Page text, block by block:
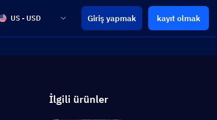
US - USD Giriş yapmak kayıt olmak
İlgili ürünler